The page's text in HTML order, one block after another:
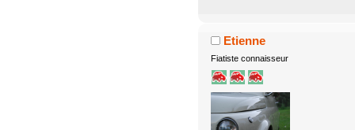
Etienne
Fiatiste connaisseur